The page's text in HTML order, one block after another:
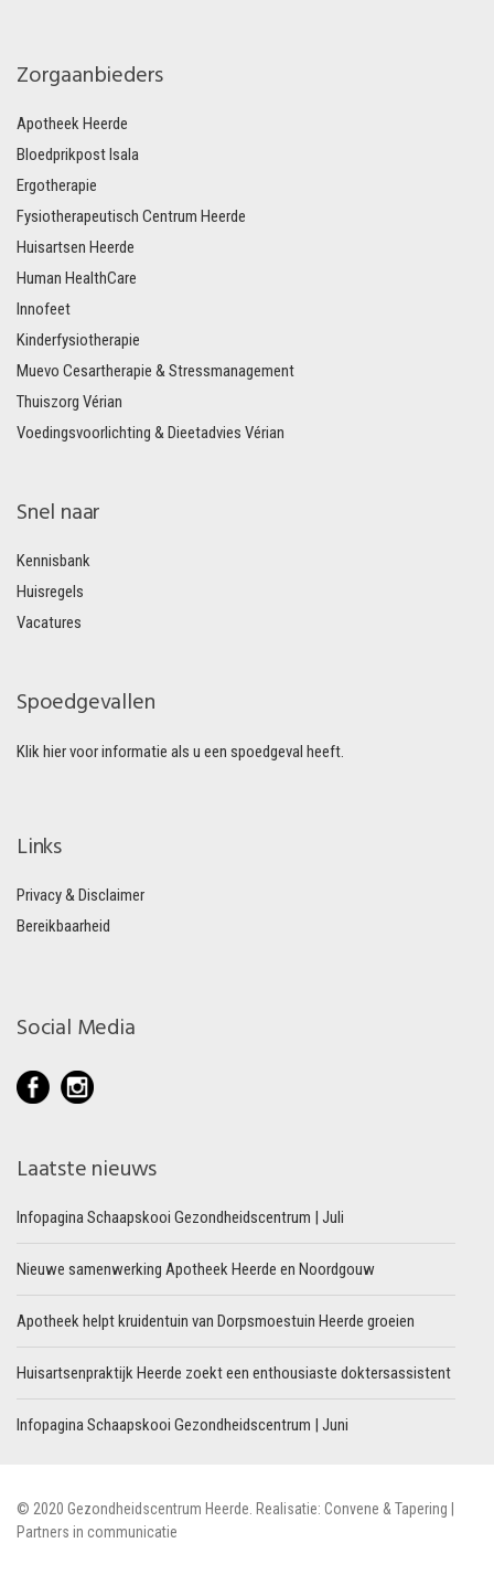
Zorgaanbieders
Apotheek Heerde
Bloedprikpost Isala
Ergotherapie
Fysiotherapeutisch Centrum Heerde
Huisartsen Heerde
Human HealthCare
Innofeet
Kinderfysiotherapie
Muevo Cesartherapie & Stressmanagement
Thuiszorg Vérian
Voedingsvoorlichting & Dieetadvies Vérian
Snel naar
Kennisbank
Huisregels
Vacatures
Spoedgevallen
Klik hier voor informatie als u een spoedgeval heeft.
Links
Privacy & Disclaimer
Bereikbaarheid
Social Media
Laatste nieuws
Infopagina Schaapskooi Gezondheidscentrum | Juli
Nieuwe samenwerking Apotheek Heerde en Noordgouw
Apotheek helpt kruidentuin van Dorpsmoestuin Heerde groeien
Huisartsenpraktijk Heerde zoekt een enthousiaste doktersassistent
Infopagina Schaapskooi Gezondheidscentrum | Juni
© 2020 Gezondheidscentrum Heerde. Realisatie: Convene & Tapering
Partners in communicatie